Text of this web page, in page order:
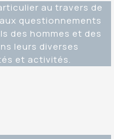
au travers de
questionnements
des hommes et des
leurs diverses
et activités.